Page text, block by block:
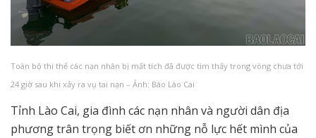
Toàn bộ thi thể các nạn nhân bị mất tích đã được tìm thấy trong vòng chưa tới
24 giờ sau khi xảy ra vụ tai nạn – Ảnh: Báo Lào Cai
Tỉnh Lào Cai, gia đình các nạn nhân và người dân địa
phương trân trọng biết ơn những nỗ lực hết mình của